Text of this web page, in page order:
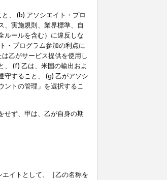
、 (b) アソシエイト・プロ
、実施規則、業界標準、自
ルールを含む）に違反しな
・プログラム参加の利点に
乙がサービス提供を使用し
、 (f) 乙は、米国の輸出およ
守すること、 (g) 乙がアソシ
ントの管理」を選択するこ
せず、甲は、乙が自身の期
イトとして、［乙の名称を